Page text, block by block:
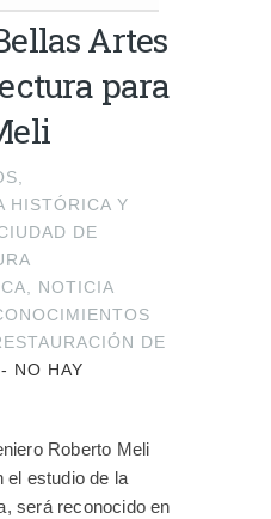
Artes
para
HISTÓRICA Y
DE
NOTICIA
DE
- NO HAY
Roberto Meli
el estudio de la
será reconocido en